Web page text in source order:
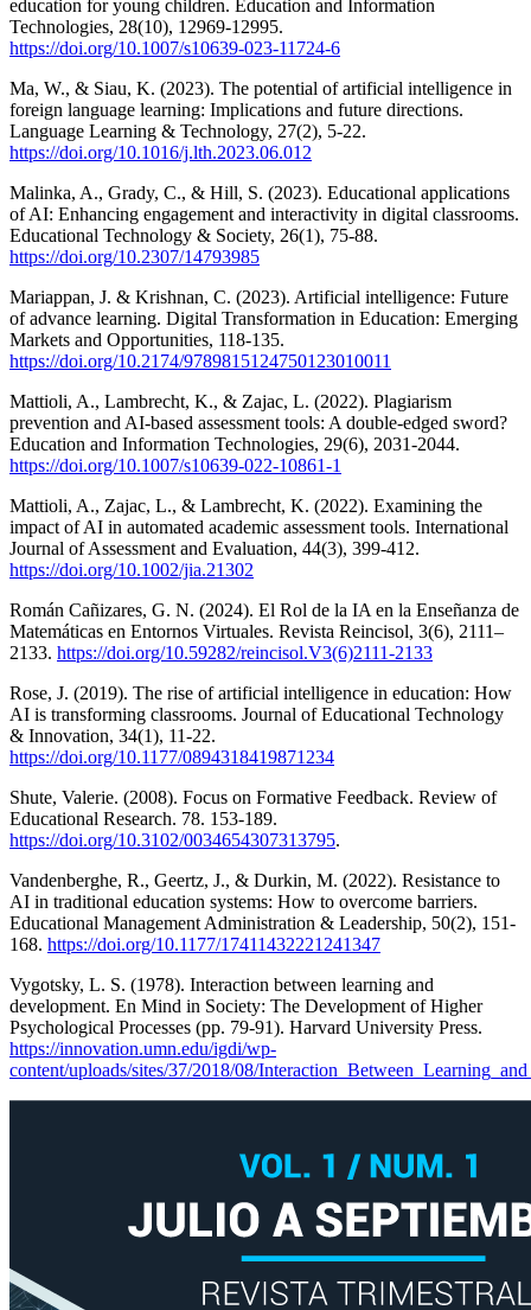
education for young children. Education and Information
Technologies, 28(10), 12969-12995.
https://doi.org/10.1007/s10639-023-11724-6
Ma, W., & Siau, K. (2023). The potential of artificial intelligence in
foreign language learning: Implications and future directions.
Language Learning & Technology, 27(2), 5-22.
https://doi.org/10.1016/j.lth.2023.06.012
Malinka, A., Grady, C., & Hill, S. (2023). Educational applications
of AI: Enhancing engagement and interactivity in digital classrooms.
Educational Technology & Society, 26(1), 75-88.
https://doi.org/10.2307/14793985
Mariappan, J. & Krishnan, C. (2023). Artificial intelligence: Future
of advance learning. Digital Transformation in Education: Emerging
Markets and Opportunities, 118-135.
https://doi.org/10.2174/9789815124750123010011
Mattioli, A., Lambrecht, K., & Zajac, L. (2022). Plagiarism
prevention and AI-based assessment tools: A double-edged sword?
Education and Information Technologies, 29(6), 2031-2044.
https://doi.org/10.1007/s10639-022-10861-1
Mattioli, A., Zajac, L., & Lambrecht, K. (2022). Examining the
impact of AI in automated academic assessment tools. International
Journal of Assessment and Evaluation, 44(3), 399-412.
https://doi.org/10.1002/jia.21302
Román Cañizares, G. N. (2024). El Rol de la IA en la Enseñanza de
Matemáticas en Entornos Virtuales. Revista Reincisol, 3(6), 2111–
2133. https://doi.org/10.59282/reincisol.V3(6)2111-2133
Rose, J. (2019). The rise of artificial intelligence in education: How
AI is transforming classrooms. Journal of Educational Technology
& Innovation, 34(1), 11-22.
https://doi.org/10.1177/0894318419871234
Shute, Valerie. (2008). Focus on Formative Feedback. Review of
Educational Research. 78. 153-189.
https://doi.org/10.3102/0034654307313795.
Vandenberghe, R., Geertz, J., & Durkin, M. (2022). Resistance to
AI in traditional education systems: How to overcome barriers.
Educational Management Administration & Leadership, 50(2), 151-
168. https://doi.org/10.1177/17411432221241347
Vygotsky, L. S. (1978). Interaction between learning and
development. En Mind in Society: The Development of Higher
Psychological Processes (pp. 79-91). Harvard University Press.
https://innovation.umn.edu/igdi/wp-
content/uploads/sites/37/2018/08/